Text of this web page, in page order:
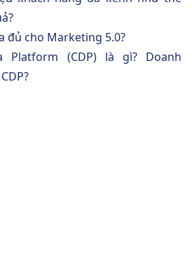
đủ cho Marketing 5.0?
Platform (CDP) là gì? Doanh